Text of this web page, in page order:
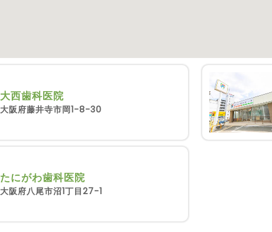
大西歯科医院
大阪府藤井寺市岡1-8-30
たにがわ歯科医院
大阪府八尾市沼1丁目27-1